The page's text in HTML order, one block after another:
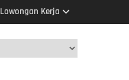
Lowongan Kerja